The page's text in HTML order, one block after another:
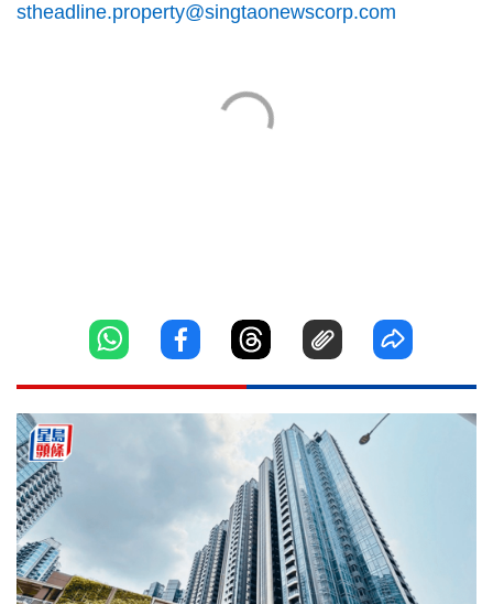
stheadline.property@singtaonewscorp.com